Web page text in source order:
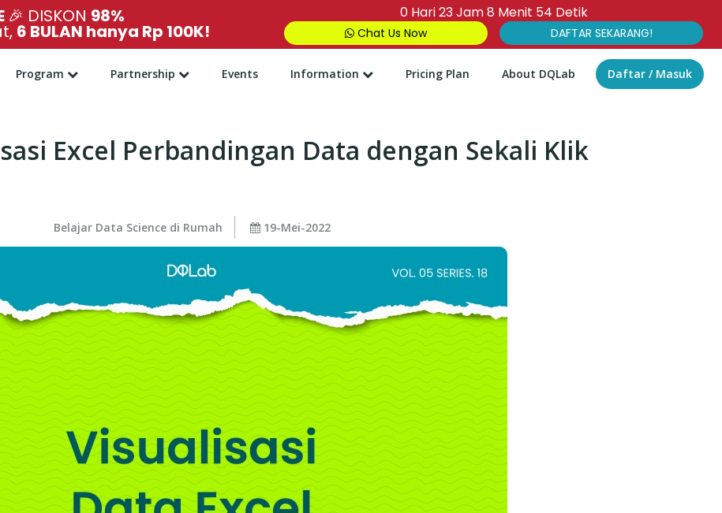
🎉 DISKON 98%
6 BULAN hanya Rp 100K!
0 Hari23Jam8 Menit 52Detik
Chat Us Now DAFTAR SEKARANG!
Program Partnership Events Information Pricing Plan About DQLab Daftar / Masuk
Excel Perbandingan Data dengan Sekali Klik
Belajar Data Science di Rumah 19-Mei-2022